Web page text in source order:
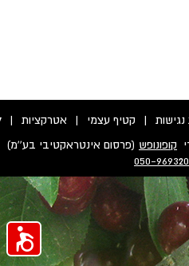
| קטיף עצמי | אטרקציות |
קופונופש (פרסום אינטראקטיבי בע''מ)
050-